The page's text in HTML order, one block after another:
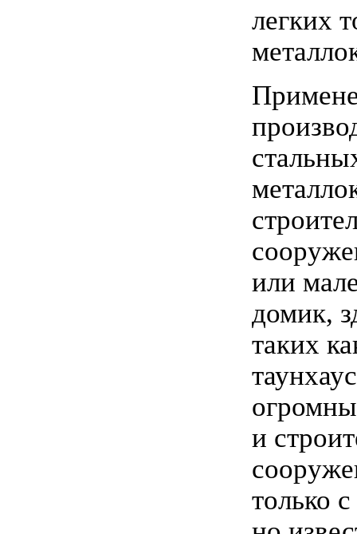
легких
или
домик,
таких
и
только